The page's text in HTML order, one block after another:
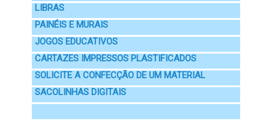
LIBRAS
PAINÉIS E MURAIS
JOGOS EDUCATIVOS
CARTAZES IMPRESSOS PLASTIFICADOS
SOLICITE A CONFECÇÃO DE UM MATERIAL
SACOLINHAS DIGITAIS